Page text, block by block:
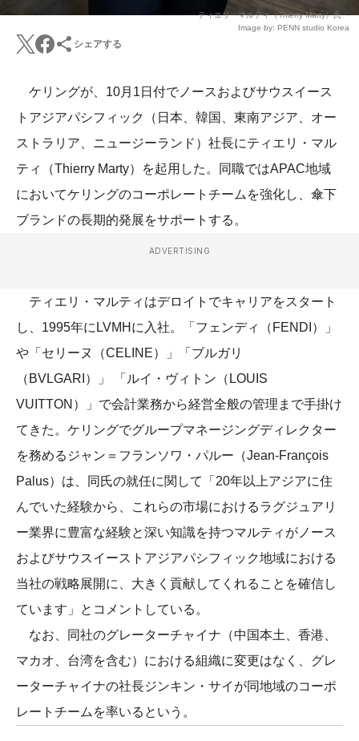
ティエリ・マルティ（Thierry Marty）氏
Image by: PENN studio Korea
シェアする
ケリングが、10月1日付でノースおよびサウスイース
トアジアパシフィック（日本、韓国、東南アジア、オー
ストラリア、ニュージーランド）社長にティエリ・マル
ティ（Thierry Marty）を起用した。同職ではAPAC地域
においてケリングのコーポレートチームを強化し、傘下
ブランドの長期的発展をサポートする。
ADVERTISING
ティエリ・マルティはデロイトでキャリアをスタート
し、1995年にLVMHに入社。「フェンディ（FENDI）」
や「セリーヌ（CELINE）」「ブルガリ
（BVLGARI）」 「ルイ・ヴィトン（LOUIS
VUITTON）」で会計業務から経営全般の管理まで手掛け
てきた。ケリングでグループマネージングディレクター
を務めるジャン＝フランソワ・パルー（Jean-François
Palus）は、同氏の就任に関して「20年以上アジアに住
んでいた経験から、これらの市場におけるラグジュアリ
ー業界に豊富な経験と深い知識を持つマルティがノース
およびサウスイーストアジアパシフィック地域における
当社の戦略展開に、大きく貢献してくれることを確信し
ています」とコメントしている。
なお、同社のグレーターチャイナ（中国本土、香港、
マカオ、台湾を含む）における組織に変更はなく、グレ
ーターチャイナの社長ジンキン・サイが同地域のコーポ
レートチームを率いるという。